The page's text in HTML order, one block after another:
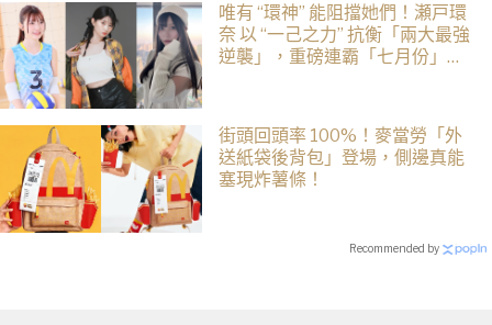
唯有 “環神” 能阻擋她們！瀬戸環
奈 以 “一己之力” 抗衡「兩大最強
逆襲」，重磅連霸「七月份」榜
街頭回頭率 100%！麥當勞「外
送紙袋後背包」登場，側邊真能
塞現炸薯條！
Recommended by